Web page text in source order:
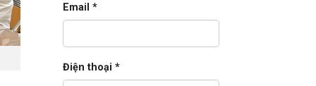
Email *
Điện thoại *